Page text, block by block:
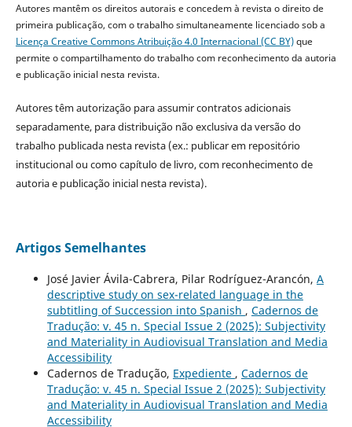
Autores mantêm os direitos autorais e concedem à revista o direito de
primeira publicação, com o trabalho simultaneamente licenciado sob a
Licença Creative Commons Atribuição 4.0 Internacional (CC BY)que
permite o compartilhamento do trabalho com reconhecimento da autoria
e publicação inicial nesta revista.
Autores têm autorização para assumir contratos adicionais
separadamente, para distribuição não exclusiva da versão do
trabalho publicada nesta revista (ex.: publicar em repositório
institucional ou como capítulo de livro, com reconhecimento de
autoria e publicação inicial nesta revista).
Artigos Semelhantes
José Javier Ávila-Cabrera, Pilar Rodríguez-Arancón, A
descriptive study on sex-related language in the
subtitling of Succession into Spanish , Cadernos de
Tradução: v. 45 n. Special Issue 2 (2025): Subjectivity
and Materiality in Audiovisual Translation and Media
Accessibility
Cadernos de Tradução, Expediente , Cadernos de
Tradução: v. 45 n. Special Issue 2 (2025): Subjectivity
and Materiality in Audiovisual Translation and Media
Accessibility